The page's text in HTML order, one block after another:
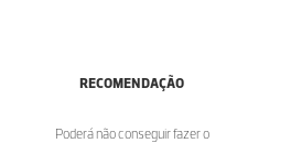
RECOMENDAÇÃO
Poderá não conseguir fazer o